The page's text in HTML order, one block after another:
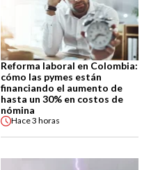
Reforma laboral en Colombia:
cómo las pymes están
financiando el aumento de
hasta un 30% en costos de
nómina
Hace3 horas